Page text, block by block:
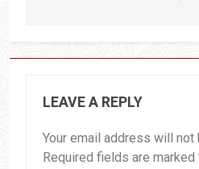
LEAVE A REPLY
Your email address will not
Required fields are marked